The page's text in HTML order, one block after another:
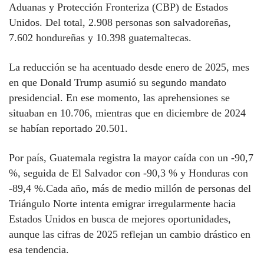
Aduanas y Protección Fronteriza (CBP) de Estados
Unidos. Del total, 2.908 personas son salvadoreñas,
7.602 hondureñas y 10.398 guatemaltecas.
La reducción se ha acentuado desde enero de 2025, mes
en que Donald Trump asumió su segundo mandato
presidencial. En ese momento, las aprehensiones se
situaban en 10.706, mientras que en diciembre de 2024
se habían reportado 20.501.
Por país, Guatemala registra la mayor caída con un -90,7
%, seguida de El Salvador con -90,3 % y Honduras con
-89,4 %.Cada año, más de medio millón de personas del
Triángulo Norte intenta emigrar irregularmente hacia
Estados Unidos en busca de mejores oportunidades,
aunque las cifras de 2025 reflejan un cambio drástico en
esa tendencia.